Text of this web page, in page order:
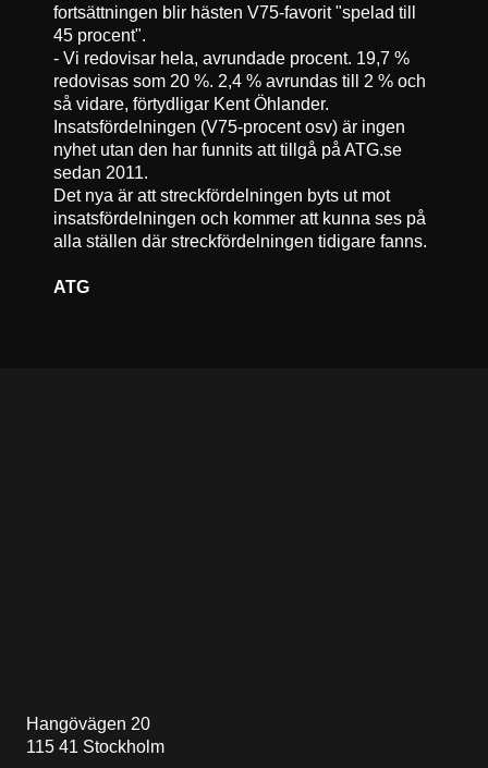
fortsättningen blir hästen V75-favorit "spelad till
45 procent".
- Vi redovisar hela, avrundade procent. 19,7 %
redovisas som 20 %. 2,4 % avrundas till 2 % och
så vidare, förtydligar Kent Öhlander.
Insatsfördelningen (V75-procent osv) är ingen
nyhet utan den har funnits att tillgå på ATG.se
sedan 2011.
Det nya är att streckfördelningen byts ut mot
insatsfördelningen och kommer att kunna ses på
alla ställen där streckfördelningen tidigare fanns.
ATG
Hangövägen 20
115 41 Stockholm